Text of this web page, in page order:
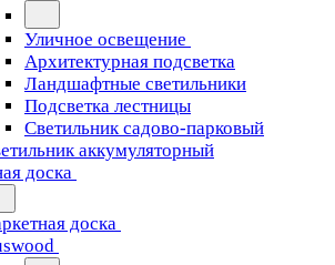
Уличное освещение
Архитектурная подсветка
Ландшафтные светильники
Подсветка лестницы
Светильник садово-парковый
аккумуляторный
доска
доска